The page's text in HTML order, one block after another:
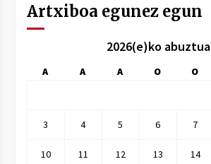
Artxiboa egunez egun
2026(e)ko abuztua
A A A O O
3 4 5 6 7
10 11 12 13 14